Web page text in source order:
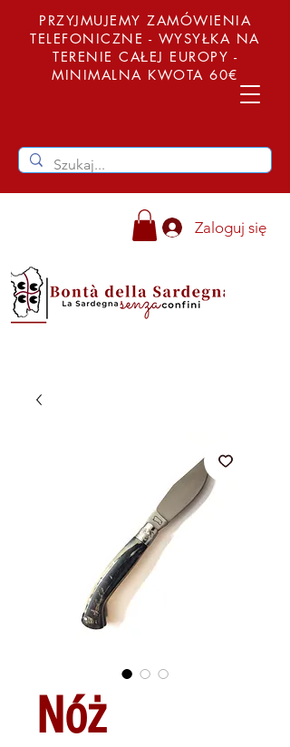
PRZYJMUJEMY ZAMÓWIENIA
TELEFONICZNE - WYSYŁKA NA
TERENIE CAŁEJ EUROPY -
MINIMALNA KWOTA 60€
Zaloguj się
Nóż